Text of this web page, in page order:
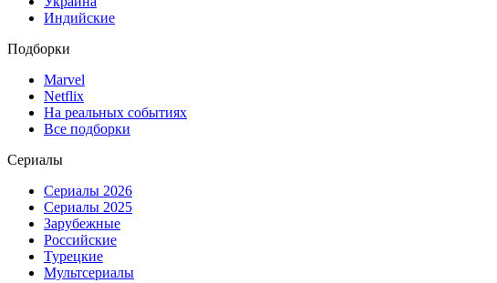
Индийские
Подборки
Marvel
Netflix
На реальных событиях
Все подборки
Сериалы
Сериалы 2026
Сериалы 2025
Зарубежные
Российские
Турецкие
Мультсериалы